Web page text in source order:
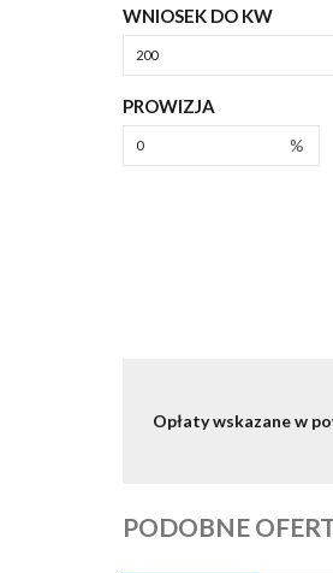
WNIOSEK DO KW
PROWIZJA
%
Opłaty wskazane w
PODOBNE